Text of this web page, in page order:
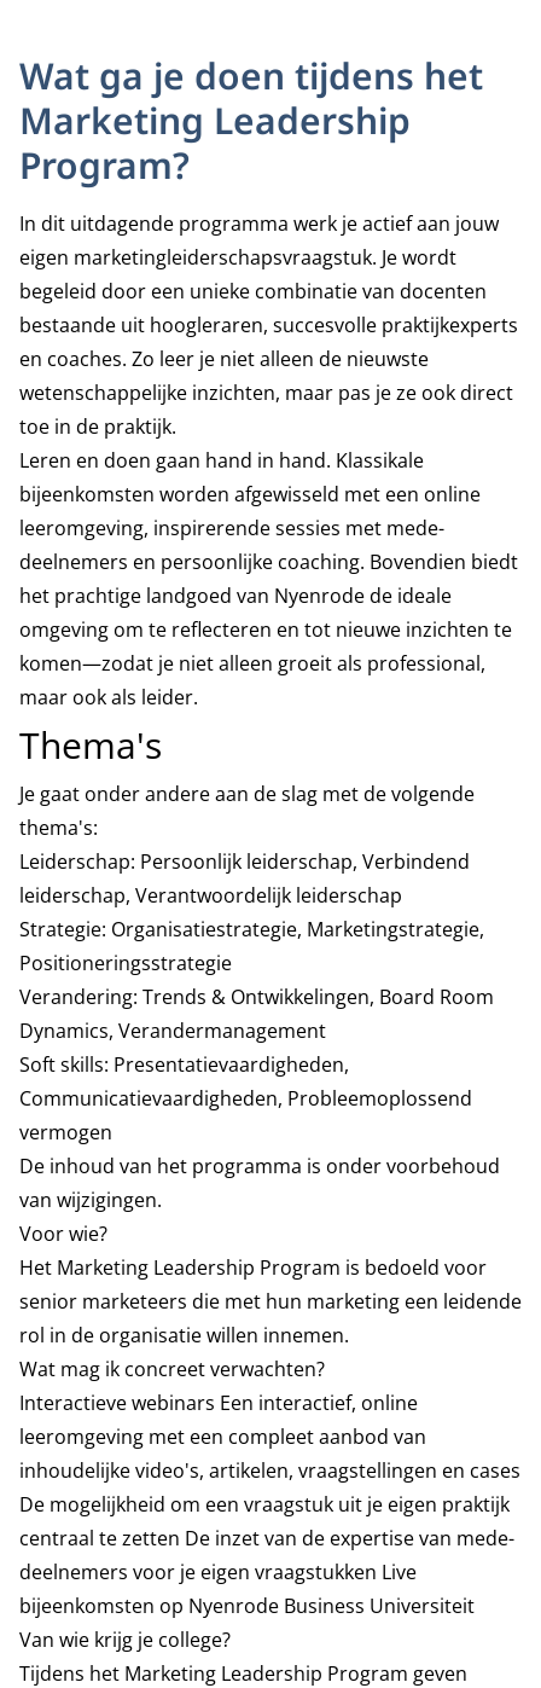
Wat ga je doen tijdens het
Marketing Leadership
Program?
In dit uitdagende programma werk je actief aan jouw
eigen marketingleiderschapsvraagstuk. Je wordt
begeleid door een unieke combinatie van docenten
bestaande uit hoogleraren, succesvolle praktijkexperts
en coaches. Zo leer je niet alleen de nieuwste
wetenschappelijke inzichten, maar pas je ze ook direct
toe in de praktijk.
Leren en doen gaan hand in hand. Klassikale
bijeenkomsten worden afgewisseld met een online
leeromgeving, inspirerende sessies met mede-
deelnemers en persoonlijke coaching. Bovendien biedt
het prachtige landgoed van Nyenrode de ideale
omgeving om te reflecteren en tot nieuwe inzichten te
komen—zodat je niet alleen groeit als professional,
maar ook als leider.
Thema's
Je gaat onder andere aan de slag met de volgende
thema's:
Leiderschap: Persoonlijk leiderschap, Verbindend
leiderschap, Verantwoordelijk leiderschap
Strategie: Organisatiestrategie, Marketingstrategie,
Positioneringsstrategie
Verandering: Trends & Ontwikkelingen, Board Room
Dynamics, Verandermanagement
Soft skills: Presentatievaardigheden,
Communicatievaardigheden, Probleemoplossend
vermogen
De inhoud van het programma is onder voorbehoud
van wijzigingen.
Voor wie?
Het Marketing Leadership Program is bedoeld voor
senior marketeers die met hun marketing een leidende
rol in de organisatie willen innemen.
Wat mag ik concreet verwachten?
Interactieve webinars Een interactief, online
leeromgeving met een compleet aanbod van
inhoudelijke video's, artikelen, vraagstellingen en cases
De mogelijkheid om een vraagstuk uit je eigen praktijk
centraal te zetten De inzet van de expertise van mede-
deelnemers voor je eigen vraagstukken Live
bijeenkomsten op Nyenrode Business Universiteit
Van wie krijg je college?
Tijdens het Marketing Leadership Program geven